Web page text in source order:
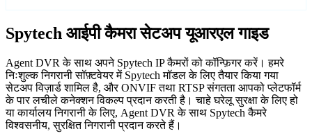
Spytech आईपी कैमरा सेटअप यूआरएल गाइड
Agent DVR के साथ अपने Spytech IP कैमरों को कॉन्फ़िगर करें। हमरे
निःशुल्क निगरानी सॉफ़्टवेयर में Spytech मॉडल के लिए तैयार किया गया
सेटअप विज़ार्ड शामिल है, और ONVIF तथा RTSP संगतता आपको प्लेटफॉर्म
के पार लचीले कनेक्शन विकल्प प्रदान करती है। चाहे घरेलू सुरक्षा के लिए हो
या कार्यालय निगरानी के लिए, Agent DVR के साथ Spytech कैमरे
विश्वसनीय, सुरक्षित निगरानी प्रदान करते हैं।